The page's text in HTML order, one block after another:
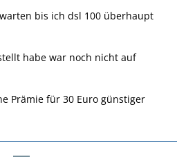
bis ich dsl 100 überhaupt
habe war noch nicht auf
Prämie für 30 Euro günstiger